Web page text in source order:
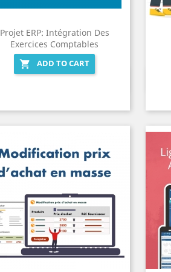
Projet ERP: Intégration Des
Exercices Comptables

ADD TO CART